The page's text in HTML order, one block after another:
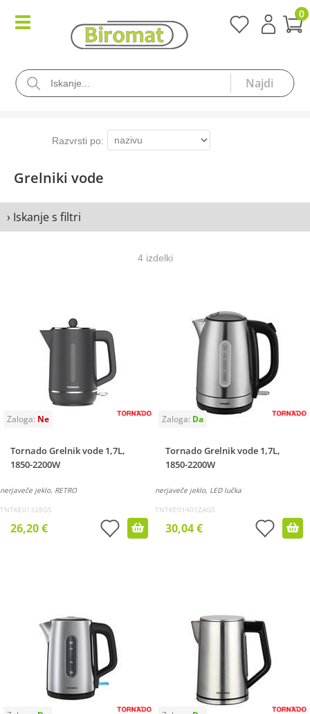
0
Grelniki vode
› Iskanje s filtri
4 izdelki
Tornado Grelnik vode 1,7L,
1850-2200W
nerjaveče jeklo, RETRO
TNTKE01328GS
26,20 €
Tornado Grelnik vode 1,7L,
1850-2200W
nerjaveče jeklo, LED lučka
TNTKE01401ZAGS
30,04 €